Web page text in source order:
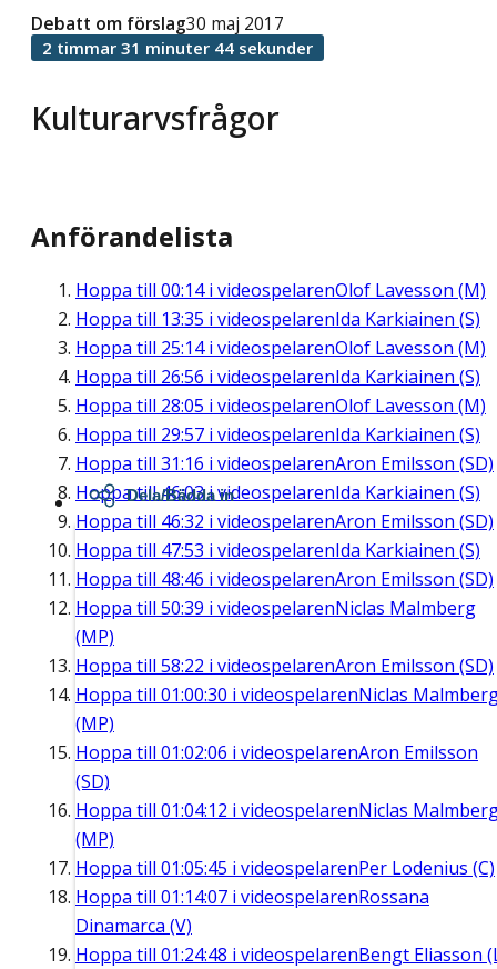
Kulturarvsfrågor
Debatt om förslag30 maj 2017
2 timmar 31 minuter 44 sekunder
Anförandelista
Hoppa till 00:14i videospelarenOlof Lavesson (M)
Hoppa till 13:35 i videospelarenIda Karkiainen (S)
Hoppa till 25:14i videospelarenOlof Lavesson (M)
Hoppa till 26:56 i videospelarenIda Karkiainen (S)
Hoppa till 28:05 i videospelarenOlof Lavesson (M)
Hoppa till 29:57 i videospelarenIda Karkiainen (S)
Hoppa till 31:16 i videospelarenAron Emilsson (SD)
Hoppa till46:03i videospelarenIda Karkiainen (S)
Hoppa till 46:32 i videospelarenAron Emilsson (SD)
Hoppa till 47:53 i videospelarenIda Karkiainen (S)
Hoppa till 48:46 i videospelarenAron Emilsson (SD)
Hoppa till 50:39 i videospelarenNiclas Malmberg
(MP)
Hoppa till 58:22 i videospelarenAron Emilsson (SD)
Hoppa till 01:00:30 i videospelarenNiclas
(MP)
Hoppa till 01:02:06 i videospelarenAron Emilsson
(SD)
Hoppa till 01:04:12 i videospelarenNiclas
(MP)
Hoppa till 01:05:45 i videospelarenPer Lodenius (C)
Hoppa till 01:14:07 i videospelarenRossana
Dinamarca (V)
Hoppa till 01:24:48 i videospelarenBengt Eliasson
Dela/Bädda in